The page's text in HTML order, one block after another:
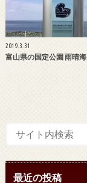
2019.3.31
富山県の国定公園 雨晴
最近の投稿